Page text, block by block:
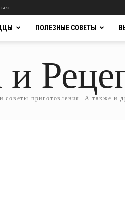
ПОЛЕЗНЫЕ СОВЕТЫ
приготовления. А также и